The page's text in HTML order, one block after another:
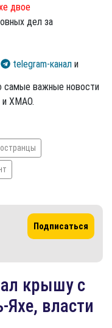
двое
дел за
telegram-канал и
самые важные новости
и ХМАО.
Подписаться
крышу с
власти